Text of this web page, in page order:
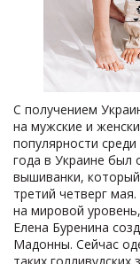
С получением
на мужские и
популярности
года в Украине был
вышиванки,
третий четверг
на мировой
Елена Буренина
Мадонны. Сейчас